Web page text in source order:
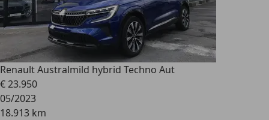
Renault Australmild hybrid Techno Aut
€ 23.950
05/2023
18.913 km